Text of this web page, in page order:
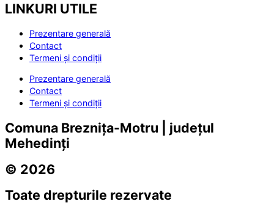
LINKURI UTILE
Prezentare generală
Contact
Termeni și condiții
Prezentare generală
Contact
Termeni și condiții
Comuna Breznița-Motru | județul
Mehedinți
© 2026
Toate drepturile rezervate